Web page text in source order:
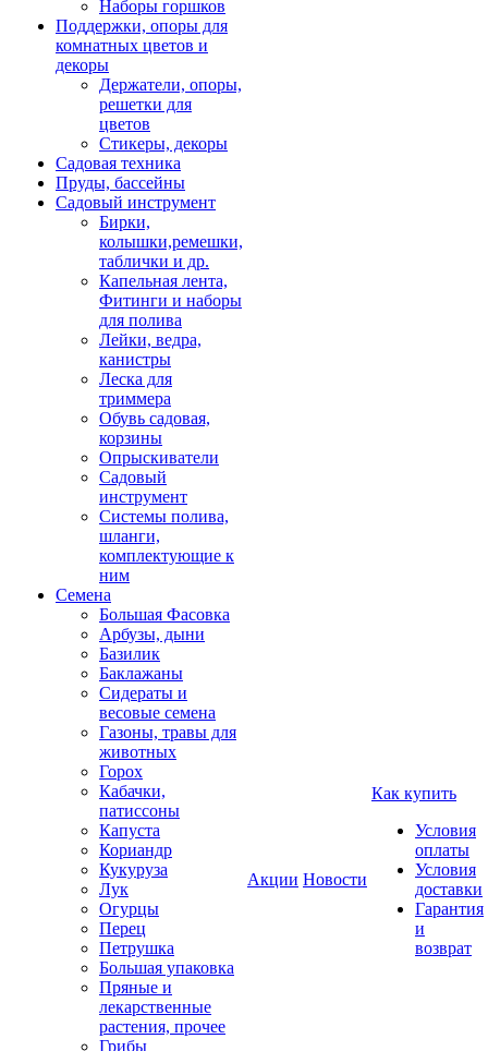
Наборы горшков
Поддержки, опоры для
комнатных цветов и
декоры
Держатели, опоры,
решетки для
цветов
Стикеры, декоры
Садовая техника
Пруды, бассейны
Садовый инструмент
Бирки,
колышки,ремешки,
таблички и др.
Капельная лента,
Фитинги и наборы
для полива
Лейки, ведра,
канистры
Леска для
триммера
Обувь садовая,
корзины
Опрыскиватели
Садовый
инструмент
Системы полива,
шланги,
комплектующие к
ним
Семена
Большая Фасовка
Арбузы, дыни
Базилик
Баклажаны
Сидераты и
весовые семена
Газоны, травы для
животных
Горох
Кабачки,
патиссоны
Капуста
Кориандр
Кукуруза
Лук
Огурцы
Перец
Петрушка
Большая упаковка
Пряные и
лекарственные
растения, прочее
Грибы
Акции Новости
Как купить
Условия
оплаты
Условия
доставки
Гарантия
и
возврат